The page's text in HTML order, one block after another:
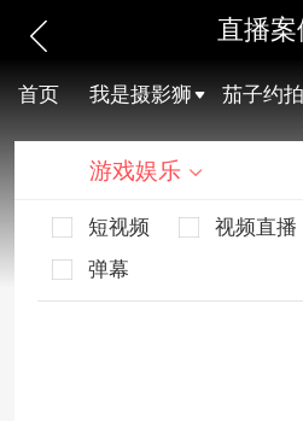
直播案
首页 我是摄影狮 茄子约拍
游戏娱乐
短视频 视频直播
弹幕